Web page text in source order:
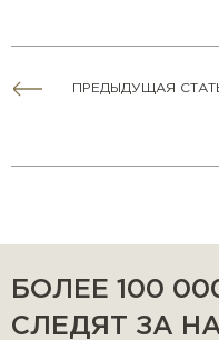
ПРЕДЫДУЩАЯ
БОЛЕЕ 100
СЛЕДЯТ ЗА